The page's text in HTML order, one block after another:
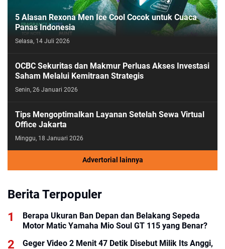
5 Alasan Rexona Men Ice Cool Cocok untuk Cuaca
Panas Indonesia
Selasa, 14 Juli 2026
OCBC Sekuritas dan Makmur Perluas Akses Investasi
Saham Melalui Kemitraan Strategis
Senin, 26 Januari 2026
Tips Mengoptimalkan Layanan Setelah Sewa Virtual
Office Jakarta
Minggu, 18 Januari 2026
Advertorial lainnya
Berita Terpopuler
Berapa Ukuran Ban Depan dan Belakang Sepeda
Motor Matic Yamaha Mio Soul GT 115 yang Benar?
Geger Video 2 Menit 47 Detik Disebut Milik Its Anggi,